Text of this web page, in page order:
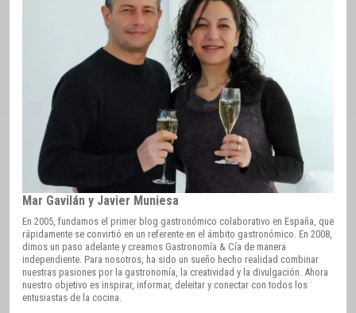
Mar Gavilán y Javier Muniesa
En 2005, fundamos el primer blog gastronómico colaborativo en España, que
rápidamente se convirtió en un referente en el ámbito gastronómico. En 2008,
dimos un paso adelante y creamos Gastronomía & Cía de manera
independiente. Para nosotros, ha sido un sueño hecho realidad combinar
nuestras pasiones por la gastronomía, la creatividad y la divulgación. Ahora
nuestro objetivo es inspirar, informar, deleitar y conectar con todos los
entusiastas de la cocina.